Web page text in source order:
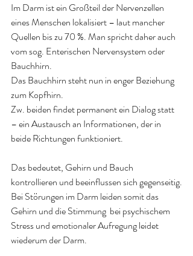
Im Darm ist ein Großteil der Nervenzellen
eines Menschen lokalisiert – laut mancher
Quellen bis zu 70 %. Man spricht daher auch
vom sog. Enterischen Nervensystem oder
Bauchhirn.
Das Bauchhirn steht nun in enger Beziehung
zum Kopfhirn.
Zw. beiden findet permanent ein Dialog statt
– ein Austausch an Informationen, der in
beide Richtungen funktioniert.
Das bedeutet, Gehirn und Bauch
kontrollieren und beeinflussen sich gegenseitig.
Bei Störungen im Darm leiden somit das
Gehirn und die Stimmung  bei psychischem
Stress und emotionaler Aufregung leidet
wiederum der Darm.